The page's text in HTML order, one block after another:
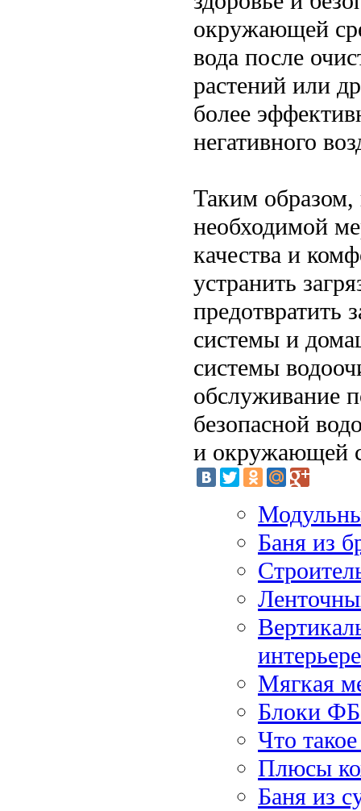
окружающей
вода после
растений или
более
негативного
Таким образом,
необходимой
качества и
устранить
предотвратить
системы и
системы
обслуживание
безопасной
и окружающей
Баня из
интерьере
Мягкая
Блоки
Что
Плюсы
Баня из